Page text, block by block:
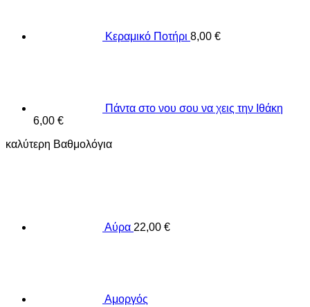
Κεραμικό Ποτήρι 8,00 €
Πάντα στο νου σου να χεις την Ιθάκη
6,00 €
καλύτερη Βαθμολόγια
Αύρα 22,00 €
Αμοργός